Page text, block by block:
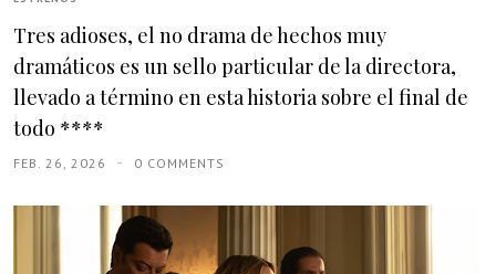
Tres adioses, el no drama de hechos muy
dramáticos es un sello particular de la directora,
llevado a término en esta historia sobre el final de
todo ****
FEB. 26, 2026 0 COMMENTS